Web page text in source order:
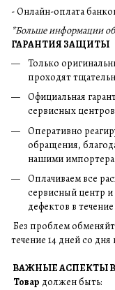
- Онлайн-оплата
*Больше информации об
ГАРАНТИЯ ЗАЩИТЫ
Только
проходят
Официальная
сервисных центров
Оперативно
обращения,
нашими
Оплачиваем все
сервисный центр
дефектов в
Без проблем
течение 14 дней со
ВАЖНЫЕ АСПЕКТЫ
Товар должен быть: